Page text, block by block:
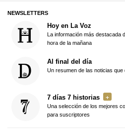
NEWSLETTERS
Hoy en La Voz
La información más destacada
hora de la mañana
Al final del día
Un resumen de las noticias
7 días 7 historias
Una selección de los mejores
para suscriptores